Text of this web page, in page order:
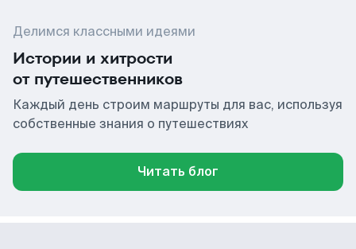
Делимся классными идеями
Истории и хитрости
от путешественников
Каждый день строим маршруты для вас, используя
собственные знания о путешествиях
Читать блог